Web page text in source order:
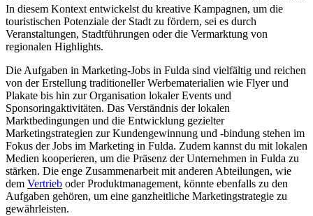
In diesem Kontext entwickelst du kreative Kampagnen, um die
touristischen Potenziale der Stadt zu fördern, sei es durch
Veranstaltungen, Stadtführungen oder die Vermarktung von
regionalen Highlights.
Die Aufgaben in Marketing-Jobs in Fulda sind vielfältig und reichen
von der Erstellung traditioneller Werbematerialien wie Flyer und
Plakate bis hin zur Organisation lokaler Events und
Sponsoringaktivitäten. Das Verständnis der lokalen
Marktbedingungen und die Entwicklung gezielter
Marketingstrategien zur Kundengewinnung und -bindung stehen im
Fokus der Jobs im Marketing in Fulda. Zudem kannst du mit lokalen
Medien kooperieren, um die Präsenz der Unternehmen in Fulda zu
stärken. Die enge Zusammenarbeit mit anderen Abteilungen, wie
dem Vertrieb oder Produktmanagement, könnte ebenfalls zu den
Aufgaben gehören, um eine ganzheitliche Marketingstrategie zu
gewährleisten.